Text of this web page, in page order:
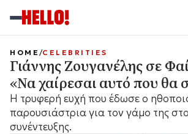
HOME CELEBRITIES
Γιάννης Ζουγανέλης σε
«Να χαίρεσαι αυτό που θα
Η τρυφερή ευχή που έδωσε ο
παρουσιάστρια για τον γάμο της
συνέντευξης.